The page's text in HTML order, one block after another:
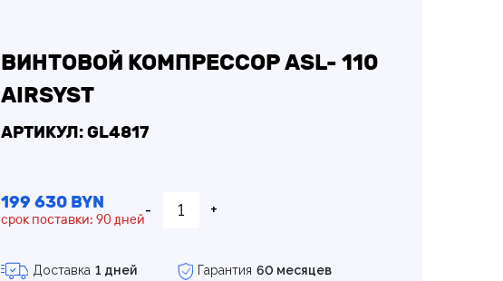
ВИНТОВОЙ КОМПРЕССОР ASL- 110
AIRSYST
АРТИКУЛ: GL4817
199 630 BYN
срок поставки: 90 дней
- +
Доставка 1 дней Гарантия 60 месяцев